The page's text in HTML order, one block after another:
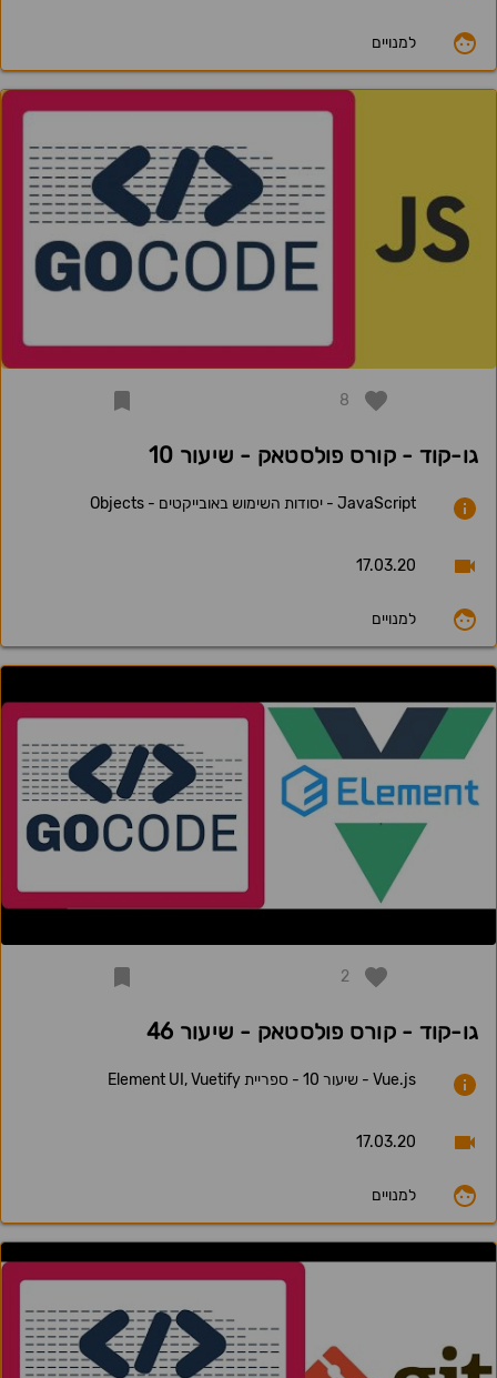
למנויים
8
גו-קוד - קורס פולסטאק - שיעור 10
JavaScript - יסודות השימוש באובייקטים - Objects
17.03.20
למנויים
2
גו-קוד - קורס פולסטאק - שיעור 46
Vue.js - שיעור 10 - ספריית Element UI, Vuetify
17.03.20
למנויים